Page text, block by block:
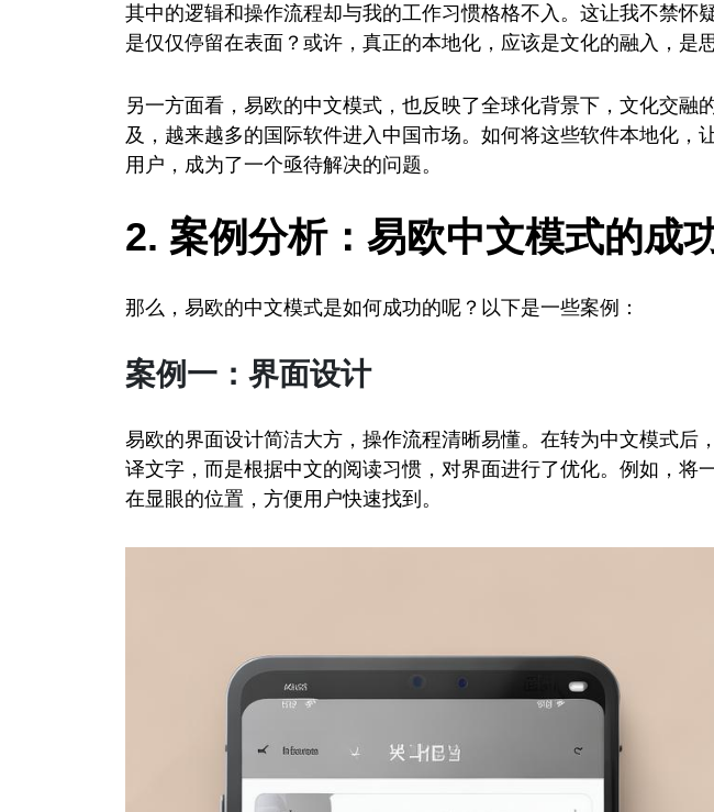
其中的逻辑和操作流程却与我的工作习惯格格不入。这让我不禁怀
是仅仅停留在表面？或许，真正的本地化，应该是文化的融入，是
另一方面看，易欧的中文模式，也反映了全球化背景下，文化交融
及，越来越多的国际软件进入中国市场。如何将这些软件本地化，
用户，成为了一个亟待解决的问题。
2. 案例分析：易欧中文模式的成
那么，易欧的中文模式是如何成功的呢？以下是一些案例：
案例一：界面设计
易欧的界面设计简洁大方，操作流程清晰易懂。在转为中文模式后
译文字，而是根据中文的阅读习惯，对界面进行了优化。例如，将
在显眼的位置，方便用户快速找到。